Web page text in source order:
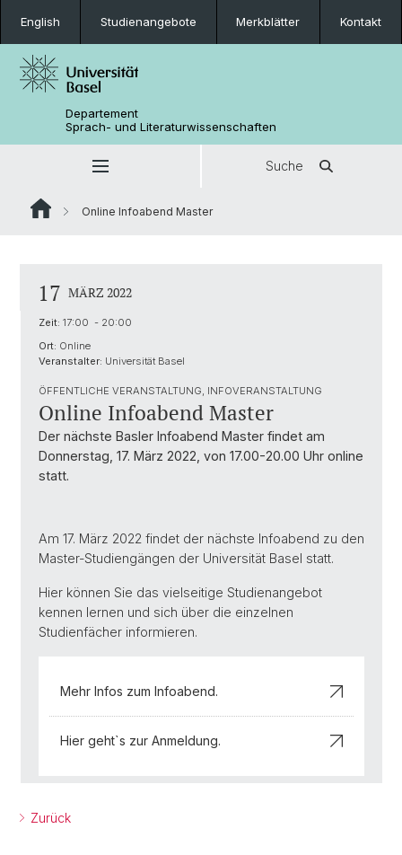
English Studienangebote Merkblätter Kontakt
Departement
Sprach- und Literaturwissenschaften
Suche
Online Infoabend Master
17 MÄRZ 2022
Zeit: 17:00 - 20:00
Ort: Online
Veranstalter: Universität Basel
ÖFFENTLICHE VERANSTALTUNG, INFOVERANSTALTUNG
Online Infoabend Master
Der nächste Basler Infoabend Master findet am
Donnerstag, 17. März 2022, von 17.00-20.00 Uhr online
statt.
Am 17. März 2022 findet der nächste Infoabend zu den
Master-Studiengängen der Universität Basel statt.
Hier können Sie das vielseitige Studienangebot
kennen lernen und sich über die einzelnen
Studienfächer informieren.
Mehr Infos zum Infoabend.
Hier geht`s zur Anmeldung.
Zurück